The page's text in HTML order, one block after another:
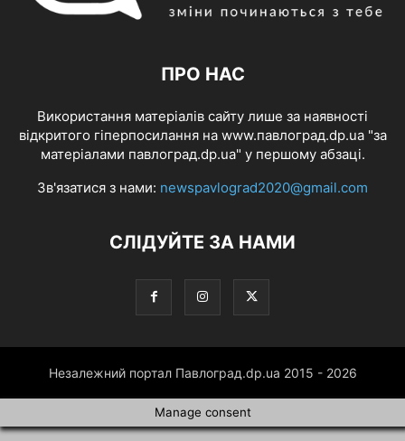
ПРО НАС
Використання матеріалів сайту лише за наявності
відкритого гіперпосилання на www.павлоград.dp.ua "за
матеріалами павлоград.dp.ua" у першому абзаці.
Зв'язатися з нами: newspavlograd2020@gmail.com
СЛІДУЙТЕ ЗА НАМИ
Незалежний портал Павлоград.dp.ua 2015 - 2026
Manage consent